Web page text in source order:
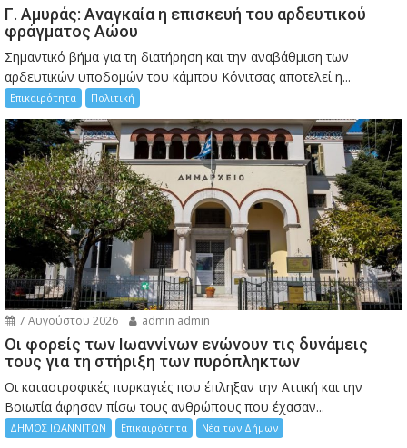
Γ. Αμυράς: Αναγκαία η επισκευή του αρδευτικού
φράγματος Αώου
Σημαντικό βήμα για τη διατήρηση και την αναβάθμιση των
αρδευτικών υποδομών του κάμπου Κόνιτσας αποτελεί η...
Επικαιρότητα Πολιτική
7 Αυγούστου 2026 admin admin
Οι φορείς των Ιωαννίνων ενώνουν τις δυνάμεις
τους για τη στήριξη των πυρόπληκτων
Οι καταστροφικές πυρκαγιές που έπληξαν την Αττική και την
Bοιωτία άφησαν πίσω τους ανθρώπους που έχασαν...
ΔΗΜΟΣ ΙΩΑΝΝΙΤΩΝ Επικαιρότητα Νέα των Δήμων